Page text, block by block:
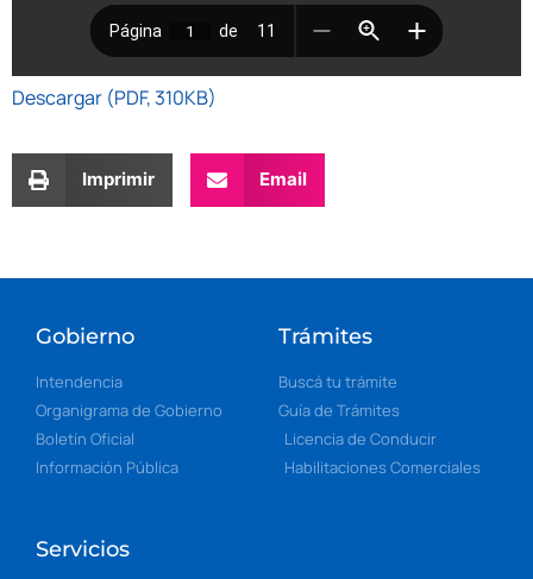
Descargar (PDF, 310KB)
Imprimir Email
Gobierno
Intendencia
Organigrama de Gobierno
Boletín Oficial
Información Pública
Trámites
Buscá tu trámite
Guía de Trámites
Licencia de Conducir
Habilitaciones Comerciales
Servicios